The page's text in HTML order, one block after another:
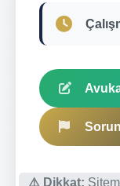
⚠️ Dikkat: